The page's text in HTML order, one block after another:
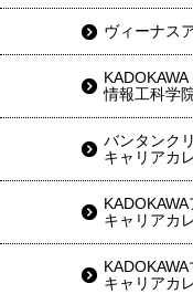
ヴィーナス
情報工科学
バンタンク
キャリアカ
キャリアカ
キャリアカ